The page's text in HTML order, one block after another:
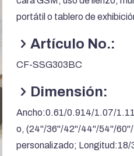
portátil o tablero de
Artículo No.:
CF-SSG303BC
Dimensión:
Ancho:0.61/0.914/1.07/
o, (24''/36''/42''/44''/54''/
personalizado; Longitud:18/